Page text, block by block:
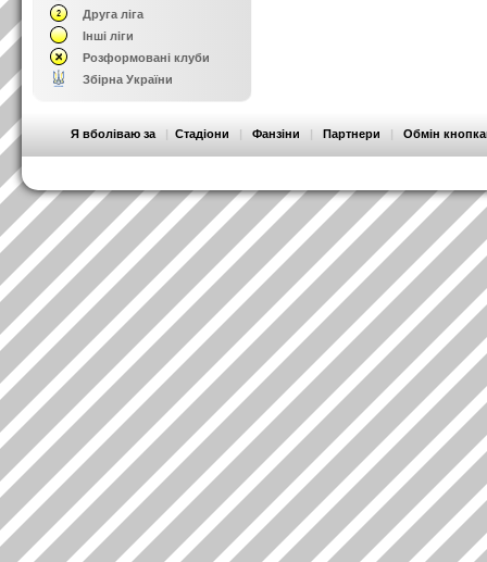
Друга ліга
Інші ліги
Розформовані клуби
Збірна України
Я вболіваю за | Стадіони | Фанзіни | Партнери | Обмін